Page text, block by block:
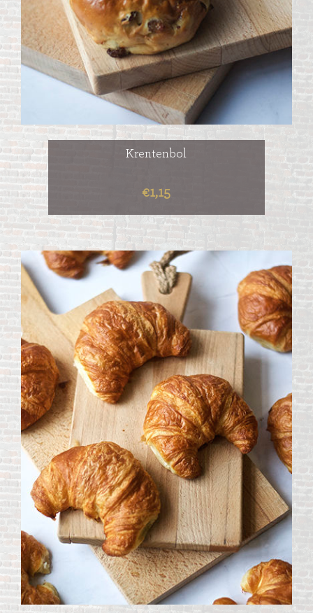
Krentenbol
€1,15